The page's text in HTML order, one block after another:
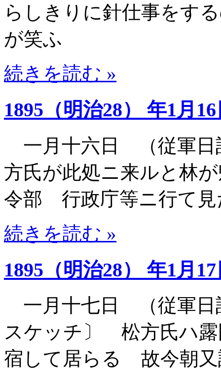
らしきりに針仕事をす
が笑ふ
続きを読む »
1895（明治28） 年1月
一月十六日 （従軍
方氏が此処ニ来ルと林
令部 行政庁等ニ行て見
続きを読む »
1895（明治28） 年1月
一月十七日 （従軍日
スケッチ〕 松方氏ハ露
宿して居らるゝ故今朝